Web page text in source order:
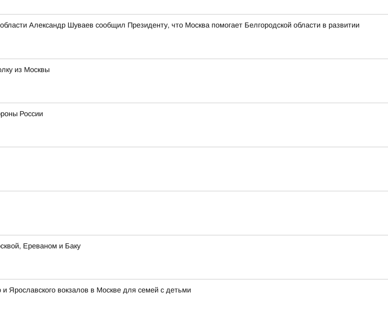
Александр Шуваев сообщил Президенту, что Москва помогает Белгородской области в развитии
из Москвы
России
Ереваном и Баку
Ярославского вокзалов в Москве для семей с детьми